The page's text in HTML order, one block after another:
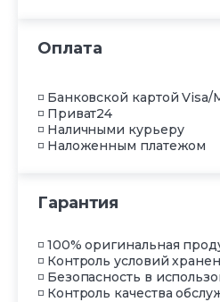
Оплата
◽ Банковской картой
◽ Приват24
◽ Наличными курьеру
◽ Наложенным платежом
Гарантия
◽ 100% оригинальная
◽ Контроль условий
◽ Безопасность в
◽ Контроль качества